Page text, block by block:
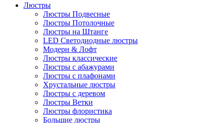
Люстры
Люстры Подвесные
Люстры Потолочные
Люстры на Штанге
LED Светодиодные люстры
Модерн & Лофт
Люстры классические
Люстры с абажурами
Люстры с плафонами
Хрустальные люстры
Люстры с деревом
Люстры Ветки
Люстры флористика
Большие люстры